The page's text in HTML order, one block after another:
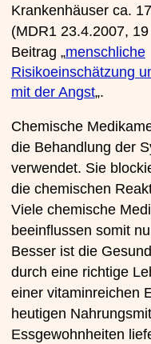
Krankenhäuser ca.
(MDR1 23.4.2007,
Beitrag „menschliche
Risikoeinschätzung
mit der Angst„.
Chemische
die Behandlung der
verwendet. Sie
die chemischen
Viele chemische
beeinflussen somit
Besser ist die
durch eine richtige
einer vitaminreichen
heutigen
Essgewohnheiten